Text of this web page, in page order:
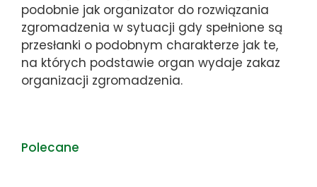
podobnie jak organizator do rozwiązania
zgromadzenia w sytuacji gdy spełnione są
przesłanki o podobnym charakterze jak te,
na których podstawie organ wydaje zakaz
organizacji zgromadzenia.
Polecane